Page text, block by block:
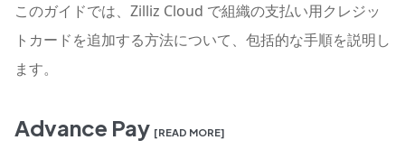
このガイドでは、Zilliz Cloud で組織の支払い用クレジッ
トカードを追加する方法について、包括的な手順を説明し
ます。
Advance Pay [READ MORE]